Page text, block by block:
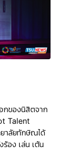
กของนิสิตจาก
Talent
ยาลัยทักษิณได้
อง เล่น เต้น